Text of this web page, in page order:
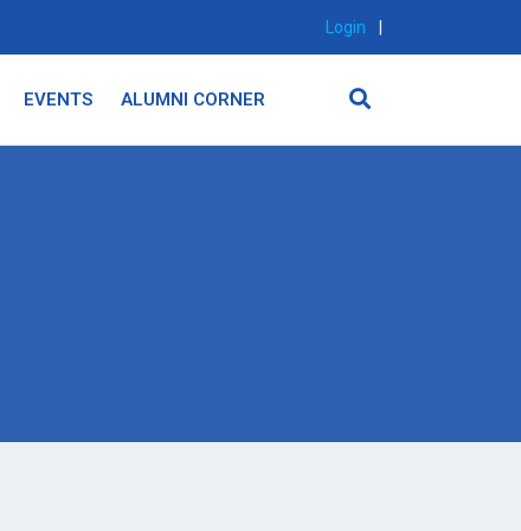
Login
EVENTS ALUMNI CORNER